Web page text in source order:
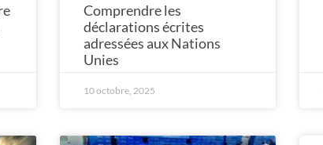
Comprendre les
déclarations écrites
adressées aux Nations
Unies
10 octobre, 2025